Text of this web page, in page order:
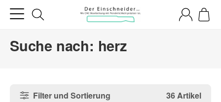
Suche nach: herz
Filter und Sortierung 36 Artikel